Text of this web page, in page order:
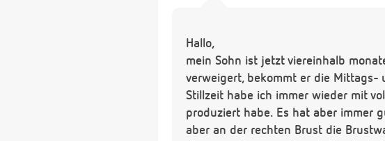
Hallo,
mein Sohn ist jetzt viereinhalb
verweigert, bekommt er die Mittags-
Stillzeit habe ich immer wieder mit
produziert habe. Es hat aber immer
aber an der rechten Brust die